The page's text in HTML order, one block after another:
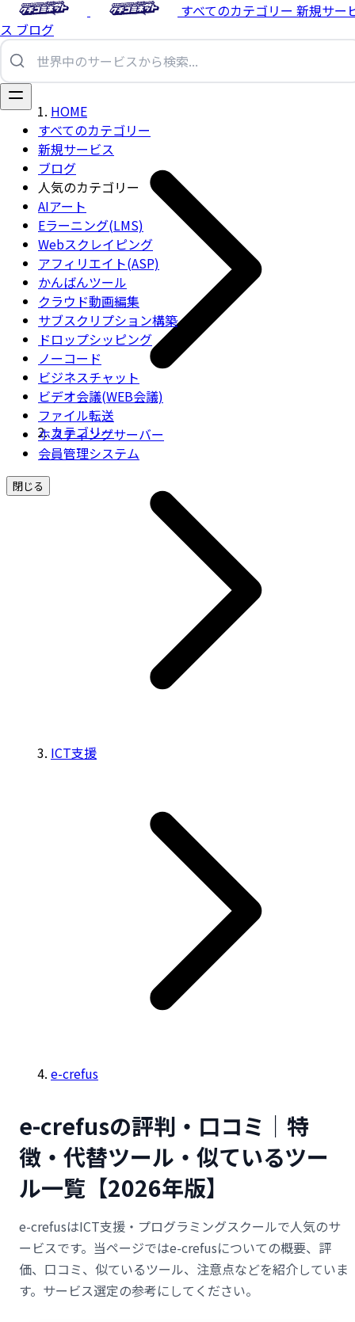
すべてのカテゴリー 新規サー
ス ブログ
すべてのカテゴリー
新規サービス
ブログ
人気のカテゴリー
AIアート
Eラーニング(LMS)
Webスクレイピング
アフィリエイト(ASP)
かんばんツール
クラウド動画編集
サブスクリプション構築
ドロップシッピング
ノーコード
ビジネスチャット
ビデオ会議(WEB会議)
ファイル転送
ホスティングサーバー
会員管理システム
閉じる
HOME
カテゴリー
ICT支援
e-crefus
e-crefusの評判・口コミ｜特
徴・代替ツール・似ているツー
ル一覧【2026年版】
e-crefusはICT支援・プログラミングスクールで人気のサ
ービスです。当ページではe-crefusについての概要、評
価、口コミ、似ているツール、注意点などを紹介していま
す。サービス選定の参考にしてください。